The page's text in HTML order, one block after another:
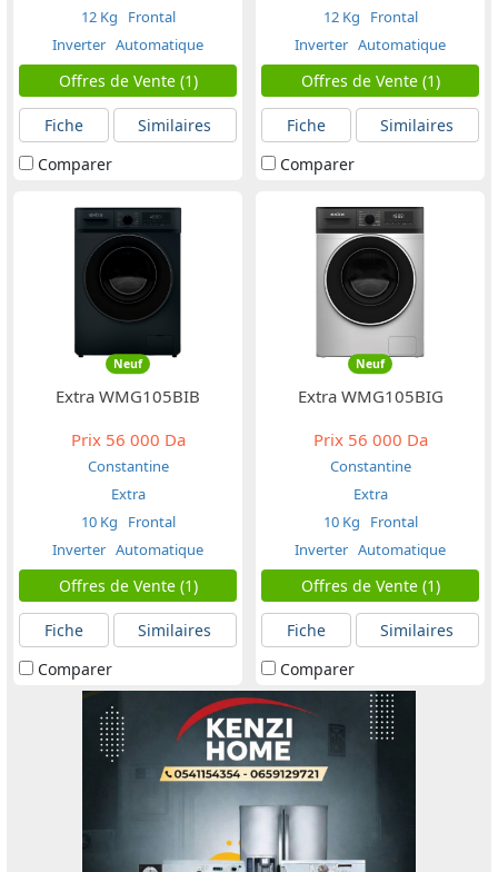
12 Kg
Frontal
Inverter Automatique
Offres de Vente (1)
Fiche
Similaires
Comparer
12 Kg
Frontal
Inverter Automatique
Offres de Vente (1)
Fiche
Similaires
Comparer
Neuf
Extra WMG105BIB
Prix56 000 Da
Constantine
Extra
10 Kg
Frontal
Inverter Automatique
Offres de Vente (1)
Fiche
Similaires
Comparer
Neuf
Extra WMG105BIG
Prix56 000 Da
Constantine
Extra
10 Kg
Frontal
Inverter Automatique
Offres de Vente (1)
Fiche
Similaires
Comparer